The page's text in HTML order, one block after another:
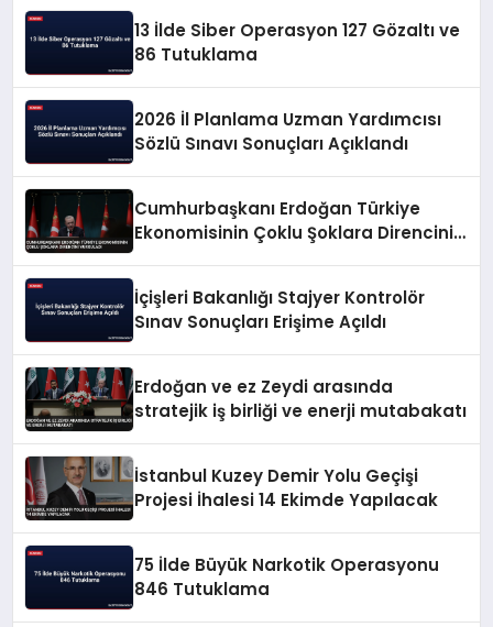
13 İlde Siber Operasyon 127 Gözaltı ve
86 Tutuklama
2026 İl Planlama Uzman Yardımcısı
Sözlü Sınavı Sonuçları Açıklandı
Cumhurbaşkanı Erdoğan Türkiye
Ekonomisinin Çoklu Şoklara Direncini
İçişleri Bakanlığı Stajyer Kontrolör
Sınav Sonuçları Erişime Açıldı
Erdoğan ve ez Zeydi arasında
stratejik iş birliği ve enerji mutabakatı
İstanbul Kuzey Demir Yolu Geçişi
Projesi İhalesi 14 Ekimde Yapılacak
75 İlde Büyük Narkotik Operasyonu
846 Tutuklama